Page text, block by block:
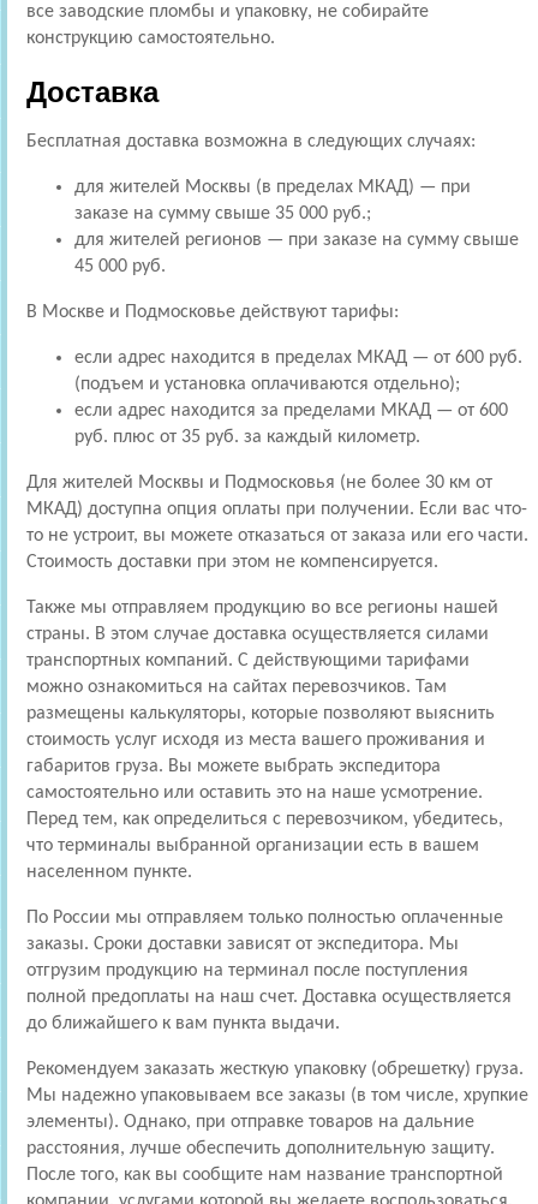
все заводские пломбы и упаковку, не собирайте
конструкцию самостоятельно.
Доставка
Бесплатная доставка возможна в следующих случаях:
для жителей Москвы (в пределах МКАД) — при
заказе на сумму свыше 35 000 руб.;
для жителей регионов — при заказе на сумму свыше
45 000 руб.
В Москве и Подмосковье действуют тарифы:
если адрес находится в пределах МКАД — от 600 руб.
(подъем и установка оплачиваются отдельно);
если адрес находится за пределами МКАД — от 600
руб. плюс от 35 руб. за каждый километр.
Для жителей Москвы и Подмосковья (не более 30 км от
МКАД) доступна опция оплаты при получении. Если вас что-
то не устроит, вы можете отказаться от заказа или его части.
Стоимость доставки при этом не компенсируется.
Также мы отправляем продукцию во все регионы нашей
страны. В этом случае доставка осуществляется силами
транспортных компаний. С действующими тарифами
можно ознакомиться на сайтах перевозчиков. Там
размещены калькуляторы, которые позволяют выяснить
стоимость услуг исходя из места вашего проживания и
габаритов груза. Вы можете выбрать экспедитора
самостоятельно или оставить это на наше усмотрение.
Перед тем, как определиться с перевозчиком, убедитесь,
что терминалы выбранной организации есть в вашем
населенном пункте.
По России мы отправляем только полностью оплаченные
заказы. Сроки доставки зависят от экспедитора. Мы
отгрузим продукцию на терминал после поступления
полной предоплаты на наш счет. Доставка осуществляется
до ближайшего к вам пункта выдачи.
Рекомендуем заказать жесткую упаковку (обрешетку) груза.
Мы надежно упаковываем все заказы (в том числе, хрупкие
элементы). Однако, при отправке товаров на дальние
расстояния, лучше обеспечить дополнительную защиту.
После того, как вы сообщите нам название транспортной